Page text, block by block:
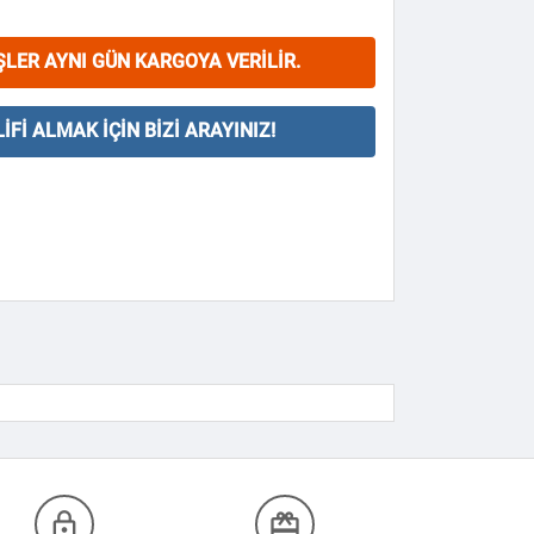
AYNI GÜN KARGOYA VERILIR.
ALMAK İÇIN BIZI ARAYINIZ!
lock_outline redeem